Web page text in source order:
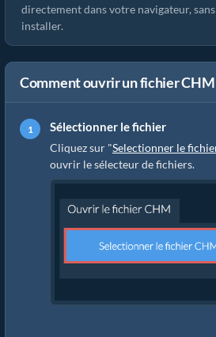
directement dans votre navigateur,
installer.
Comment ouvrir un fichier CHM
Sélectionner le fichier
Cliquez sur "Selectionner le
ouvrir le sélecteur de fichiers.